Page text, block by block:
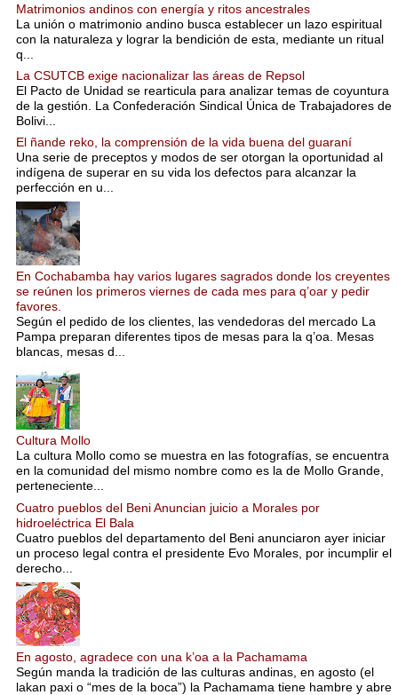
Matrimonios andinos con energía y ritos ancestrales
La unión o matrimonio andino busca establecer un lazo espiritual
con la naturaleza y lograr la bendición de esta, mediante un ritual
q...
La CSUTCB exige nacionalizar las áreas de Repsol
El Pacto de Unidad se rearticula para analizar temas de coyuntura
de la gestión. La Confederación Sindical Única de Trabajadores de
Bolivi...
El ñande reko, la comprensión de la vida buena del guaraní
Una serie de preceptos y modos de ser otorgan la oportunidad al
indígena de superar en su vida los defectos para alcanzar la
perfección en u...
En Cochabamba hay varios lugares sagrados donde los creyentes
se reúnen los primeros viernes de cada mes para q’oar y pedir
favores.
Según el pedido de los clientes, las vendedoras del mercado La
Pampa preparan diferentes tipos de mesas para la q’oa. Mesas
blancas, mesas d...
Cultura Mollo
La cultura Mollo como se muestra en las fotografías, se encuentra
en la comunidad del mismo nombre como es la de Mollo Grande,
perteneciente...
Cuatro pueblos del Beni Anuncian juicio a Morales por
hidroeléctrica El Bala
Cuatro pueblos del departamento del Beni anunciaron ayer iniciar
un proceso legal contra el presidente Evo Morales, por incumplir el
derecho...
En agosto, agradece con una k’oa a la Pachamama
Según manda la tradición de las culturas andinas, en agosto (el
lakan paxi o “mes de la boca”) la Pachamama tiene hambre y abre